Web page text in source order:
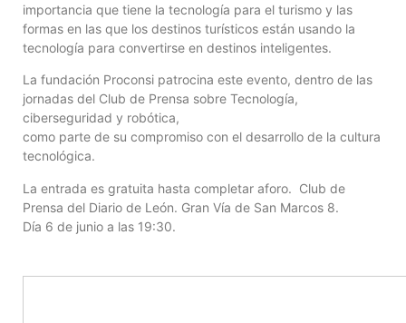
importancia que tiene la tecnología para el turismo y las
formas en las que los destinos turísticos están usando la
tecnología para convertirse en destinos inteligentes.
La fundación Proconsi patrocina este evento, dentro de las
jornadas del Club de Prensa sobre Tecnología,
ciberseguridad y robótica,
como parte de su compromiso con el desarrollo de la cultura
tecnológica.
La entrada es gratuita hasta completar aforo. Club de
Prensa del Diario de León. Gran Vía de San Marcos 8.
Día 6 de junio a las 19:30.